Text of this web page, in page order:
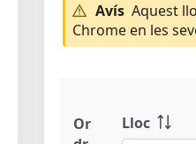
Avís Aquest
Chrome en les
Or
Lloc